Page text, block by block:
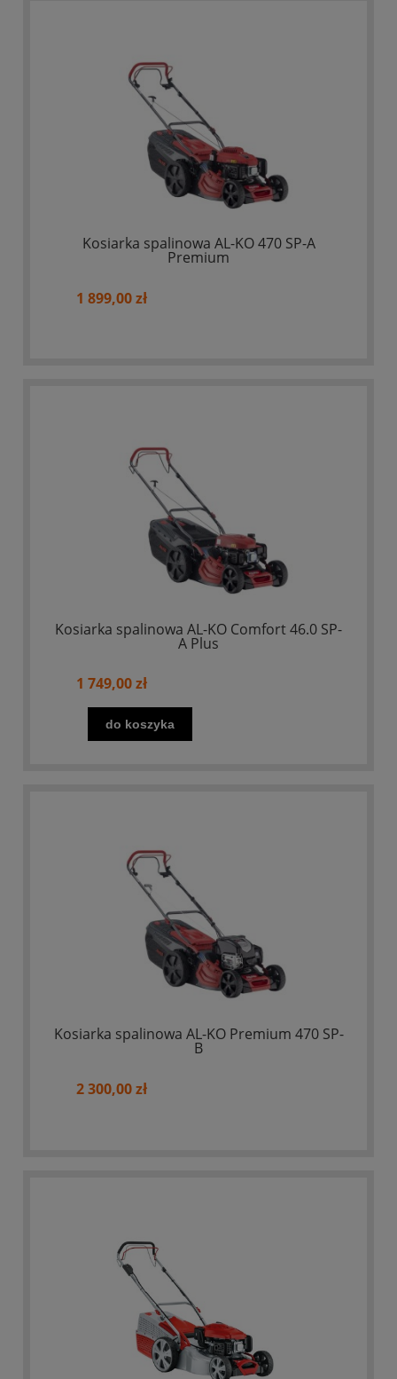
Kosiarka spalinowa AL-KO 470 SP-A
Premium
1 899,00 zł
Kosiarka spalinowa AL-KO Comfort 46.0 SP-
A Plus
1 749,00 zł
do koszyka
Kosiarka spalinowa AL-KO Premium 470 SP-
B
2 300,00 zł